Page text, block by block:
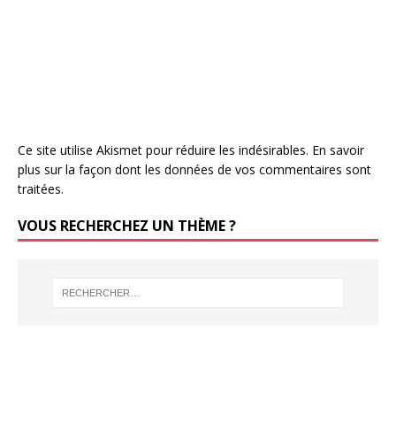
Ce site utilise Akismet pour réduire les indésirables. En savoir
plus sur la façon dont les données de vos commentaires sont
traitées.
VOUS RECHERCHEZ UN THÈME ?